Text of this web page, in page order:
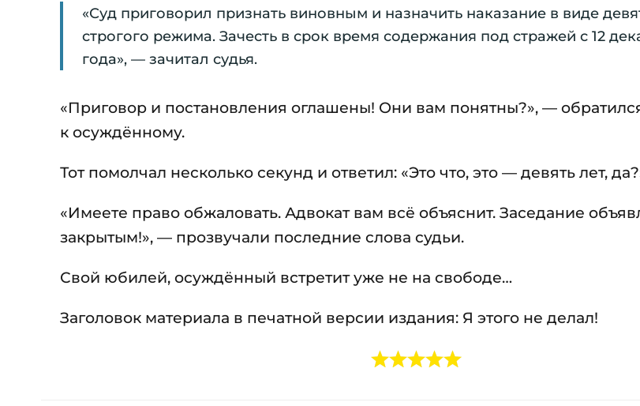
«Суд приговорил признать виновным и назначить наказание в виде
строгого режима. Зачесть в срок время содержания под стражей с 12
года», — зачитал судья.
«Приговор и постановления оглашены! Они вам понятны?», —
к осуждённому.
Тот помолчал несколько секунд и ответил: «Это что, это — девять лет,
«Имеете право обжаловать. Адвокат вам всё объяснит. Заседание
закрытым!», — прозвучали последние слова судьи.
Свой юбилей, осуждённый встретит уже не на свободе…
Заголовок материала в печатной версии издания: Я этого не делал!